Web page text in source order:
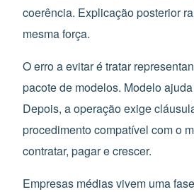
coerência. Explicação posterior
mesma força.
O erro a evitar é tratar
pacote de modelos. Modelo
Depois, a operação exige
procedimento compatível com o
contratar, pagar e crescer.
Empresas médias vivem uma